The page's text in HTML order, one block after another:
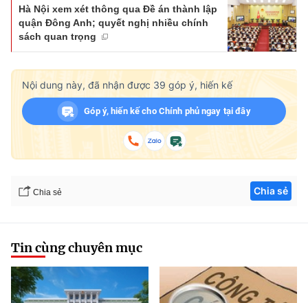
Hà Nội xem xét thông qua Đề án thành lập
quận Đông Anh; quyết nghị nhiều chính
sách quan trọng
Nội dung này, đã nhận được 39 góp ý, hiến kế
Góp ý, hiến kế cho Chính phủ ngay tại đây
Chia sẻ Chia sẻ
Tin cùng chuyên mục